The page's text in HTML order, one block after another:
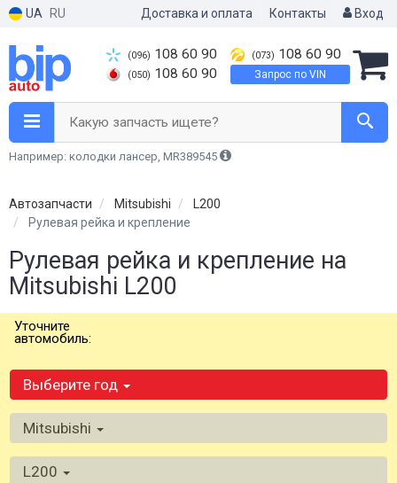
UA RU Доставка и оплата Контакты Вход
(096) 108 60 90
(050) 108 60 90
(073) 108 60 90
Запрос по VIN
Какую запчасть ищете?
Например: колодки лансер, MR389545
Автозапчасти Mitsubishi
L200
Рулевая рейка и крепление
Рулевая рейка и крепление на
Mitsubishi L200
Уточните
автомобиль:
Выберите год
Mitsubishi
L200